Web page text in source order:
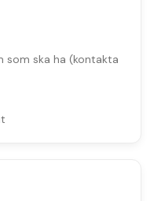
som ska ha (kontakta